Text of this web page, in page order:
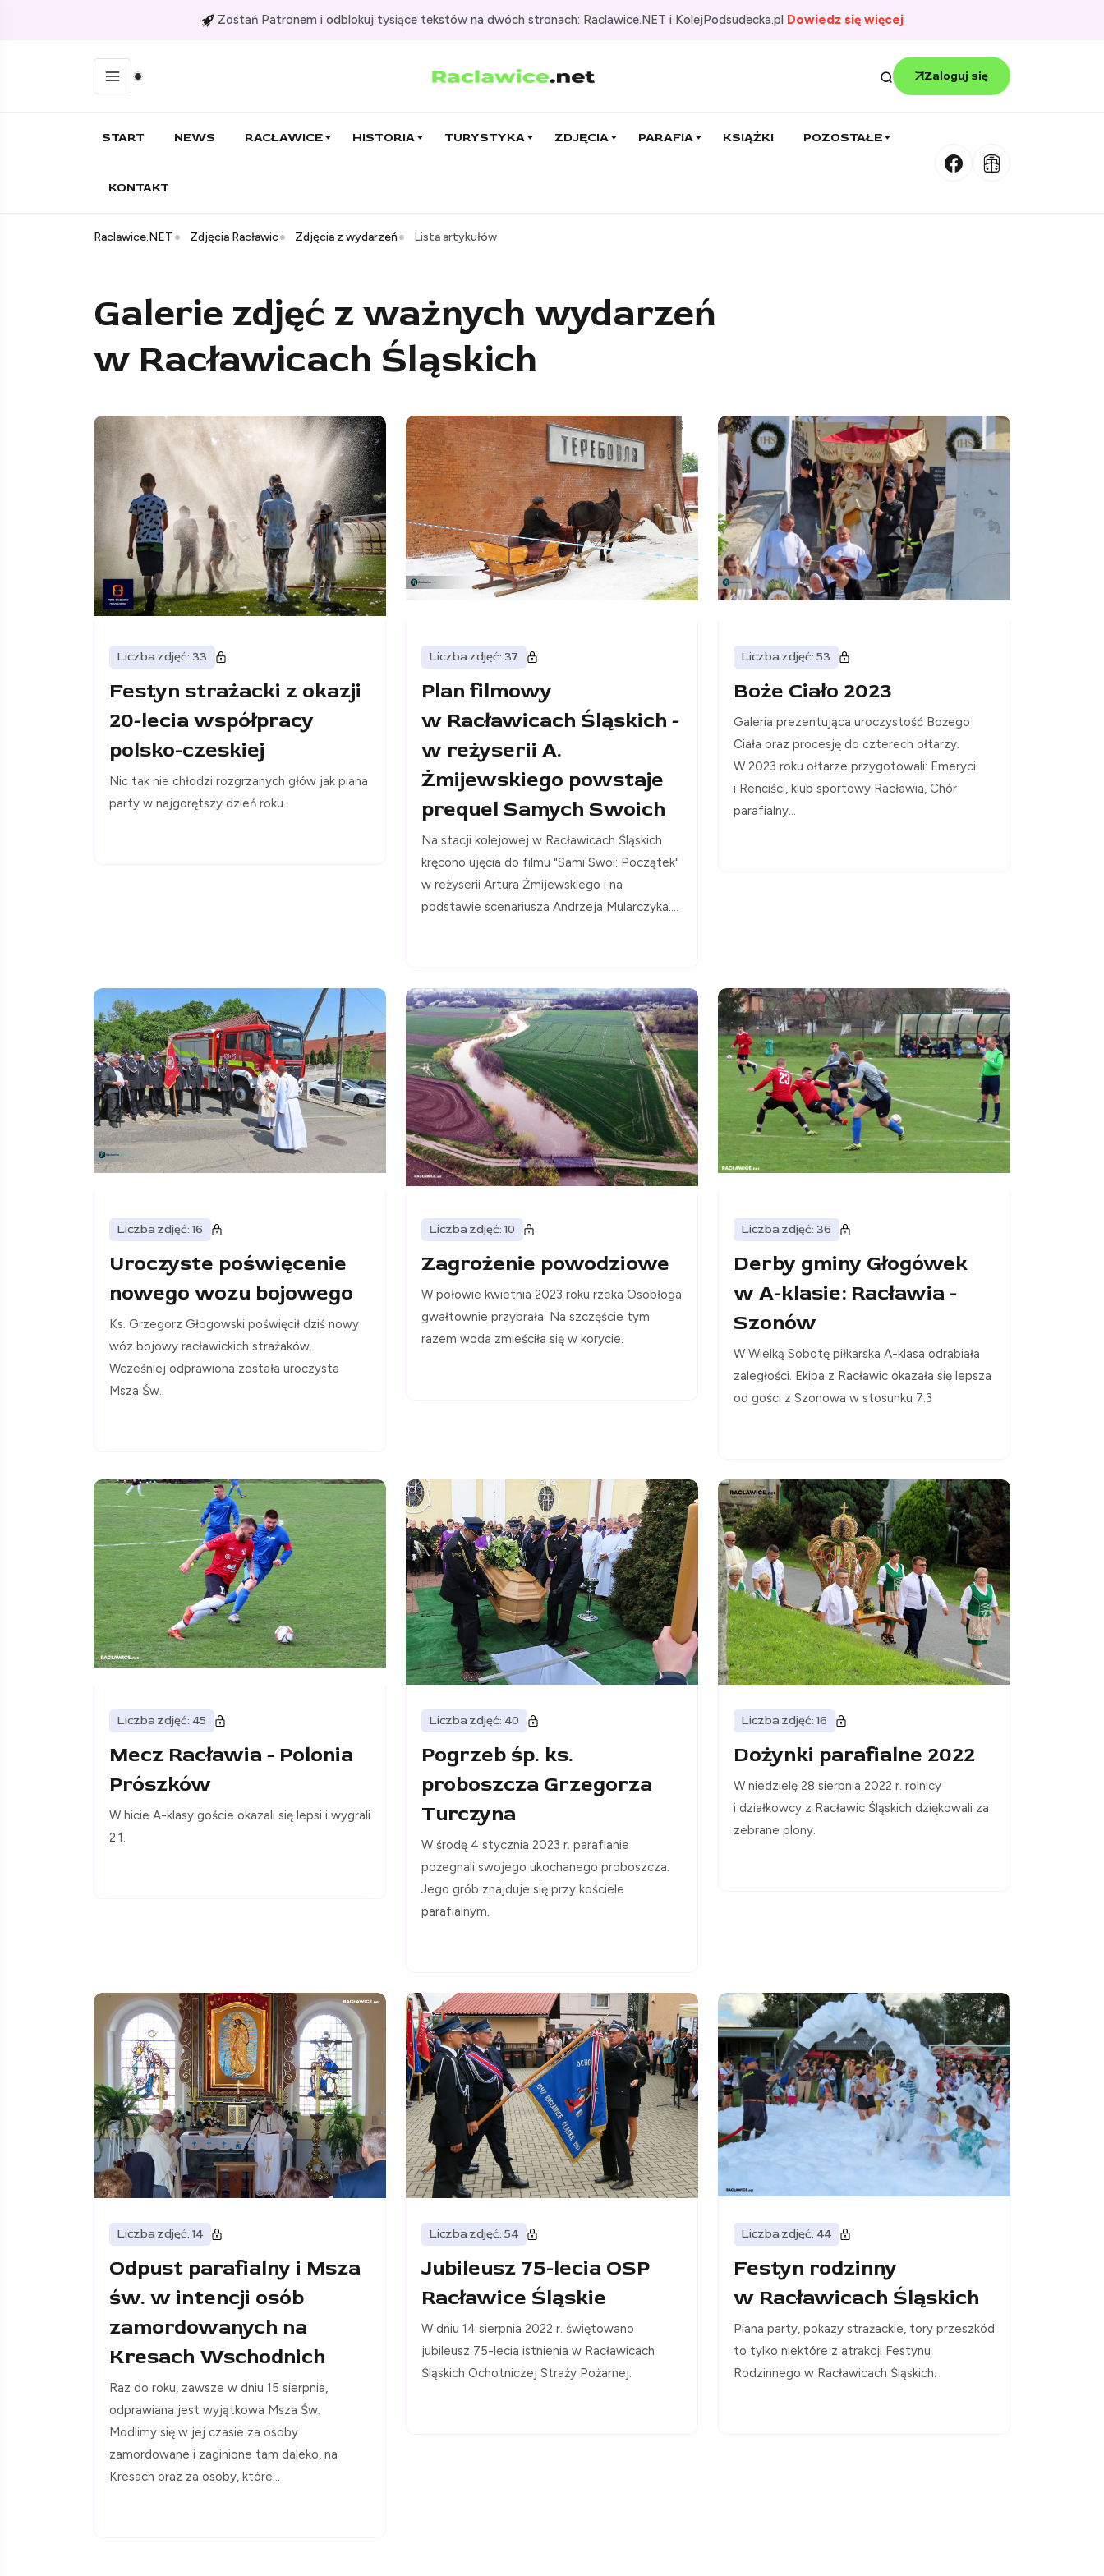
Zostań Patronem i odblokuj tysiące tekstów na dwóch stronach: Raclawice.NET i KolejPodsudecka.pl Dowiedz się więcej
Zaloguj się
START NEWS RACŁAWICE HISTORIA TURYSTYKA ZDJĘCIA PARAFIA KSIĄŻKI POZOSTAŁE
KONTAKT
Raclawice.NET Zdjęcia Racławic Zdjęcia z wydarzeń Lista artykułów
Galerie zdjęć z ważnych wydarzeń
w Racławicach Śląskich
Liczba zdjęć: 33
Festyn strażacki z okazji
20-lecia współpracy
polsko-czeskiej
Nic tak nie chłodzi rozgrzanych głów jak piana
party w najgorętszy dzień roku.
Liczba zdjęć: 37
Plan filmowy
w Racławicach Śląskich -
w reżyserii A.
Żmijewskiego powstaje
prequel Samych Swoich
Na stacji kolejowej w Racławicach Śląskich
kręcono ujęcia do filmu "Sami Swoi: Początek"
w reżyserii Artura Żmijewskiego i na
podstawie scenariusza Andrzeja Mularczyka....
Liczba zdjęć: 53
Boże Ciało 2023
Galeria prezentująca uroczystość Bożego
Ciała oraz procesję do czterech ołtarzy.
W 2023 roku ołtarze przygotowali: Emeryci
i Renciści, klub sportowy Racławia, Chór
parafialny...
Liczba zdjęć: 16
Uroczyste poświęcenie
nowego wozu bojowego
Ks. Grzegorz Głogowski poświęcił dziś nowy
wóz bojowy racławickich strażaków.
Wcześniej odprawiona została uroczysta
Msza Św.
Liczba zdjęć: 10
Zagrożenie powodziowe
W połowie kwietnia 2023 roku rzeka Osobłoga
gwałtownie przybrała. Na szczęście tym
razem woda zmieściła się w korycie.
Liczba zdjęć: 36
Derby gminy Głogówek
w A-klasie: Racławia -
Szonów
W Wielką Sobotę piłkarska A-klasa odrabiała
zaległości. Ekipa z Racławic okazała się lepsza
od gości z Szonowa w stosunku 7:3
Liczba zdjęć: 45
Mecz Racławia - Polonia
Prószków
W hicie A-klasy goście okazali się lepsi i wygrali
2:1.
Liczba zdjęć: 40
Pogrzeb śp. ks.
proboszcza Grzegorza
Turczyna
W środę 4 stycznia 2023 r. parafianie
pożegnali swojego ukochanego proboszcza.
Jego grób znajduje się przy kościele
parafialnym.
Liczba zdjęć: 16
Dożynki parafialne 2022
W niedzielę 28 sierpnia 2022 r. rolnicy
i działkowcy z Racławic Śląskich dziękowali za
zebrane plony.
Liczba zdjęć: 14
Odpust parafialny i Msza
św. w intencji osób
zamordowanych na
Kresach Wschodnich
Raz do roku, zawsze w dniu 15 sierpnia,
odprawiana jest wyjątkowa Msza Św.
Modlimy się w jej czasie za osoby
zamordowane i zaginione tam daleko, na
Kresach oraz za osoby, które...
Liczba zdjęć: 54
Jubileusz 75-lecia OSP
Racławice Śląskie
W dniu 14 sierpnia 2022 r. świętowano
jubileusz 75-lecia istnienia w Racławicach
Śląskich Ochotniczej Straży Pożarnej.
Liczba zdjęć: 44
Festyn rodzinny
w Racławicach Śląskich
Piana party, pokazy strażackie, tory przeszkód
to tylko niektóre z atrakcji Festynu
Rodzinnego w Racławicach Śląskich.